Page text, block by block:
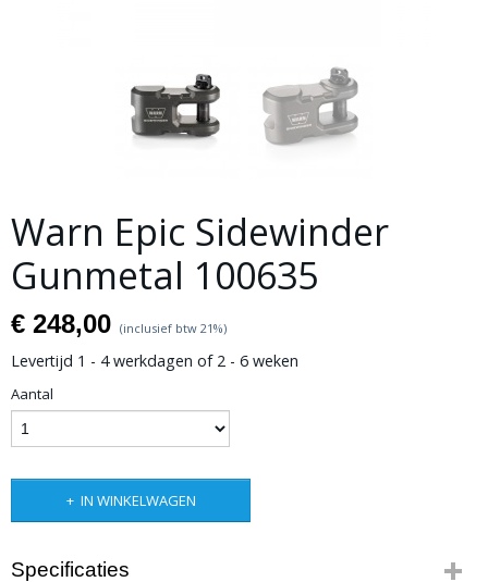
Warn Epic Sidewinder
Gunmetal 100635
€ 248,00 (inclusief btw 21%)
Levertijd 1 - 4 werkdagen of 2 - 6 weken
Aantal
IN WINKELWAGEN
Specificaties